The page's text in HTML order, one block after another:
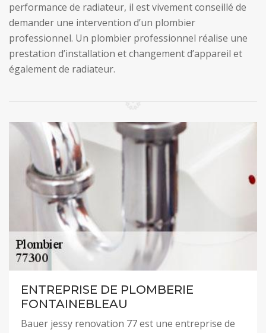
performance de radiateur, il est vivement conseillé de
demander une intervention d’un plombier
professionnel. Un plombier professionnel réalise une
prestation d’installation et changement d’appareil et
également de radiateur.
ENTREPRISE DE PLOMBERIE
FONTAINEBLEAU
Bauer jessy renovation 77 est une entreprise de